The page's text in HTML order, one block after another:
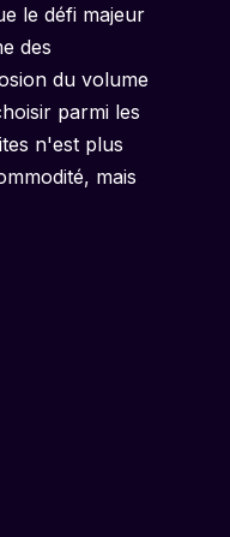
le défi majeur
des
du volume
parmi les
n'est plus
mais